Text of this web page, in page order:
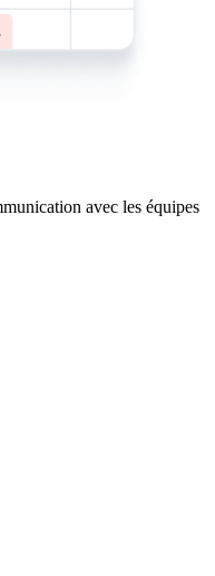
avec les équipes